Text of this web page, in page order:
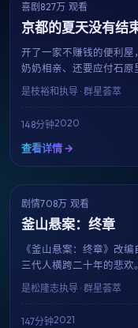
NEW
喜剧 827万 观看
京都的夏天没有结
开了一家不赚钱的便利
奶奶相亲、还要应付石原
萌表演，把一地鸡毛的生
调度举重若轻，看完只想
是枝裕和执导 · 群星荟萃
148分钟2020
查看详情 →
获奖
剧情708万 观看
釜山悬案：终章
《釜山悬案：终章》改
三代人横跨二十年的悲欢
演员贡献了教科书级表演
小人物命运。
是松隆志执导 · 群星荟萃
147分钟2021